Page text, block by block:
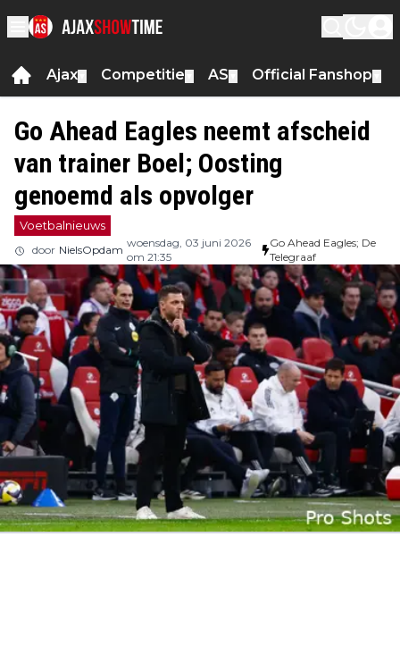
Ajax Competitie AS Official Fanshop
Go Ahead Eagles neemt afscheid
van trainer Boel; Oosting
genoemd als opvolger
Voetbalnieuws
door NielsOpdam
woensdag, 03 juni 2026
om 21:35
Go Ahead Eagles; De
Telegraaf